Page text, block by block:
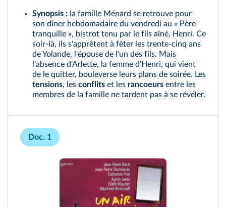
Synopsis : la famille Ménard se retrouve pour
son dîner hebdomadaire du vendredi au « Père
tranquille », bistrot tenu par le fils aîné, Henri. Ce
soir-là, ils s'apprêtent à fêter les trente-cinq ans
de Yolande, l'épouse de l'un des fils. Mais
l'absence d'Arlette, la femme d'Henri, qui vient
de le quitter, bouleverse leurs plans de soirée. Les
tensions, les conflits et les rancoeurs entre les
membres de la famille ne tardent pas à se révéler.
Doc. 1